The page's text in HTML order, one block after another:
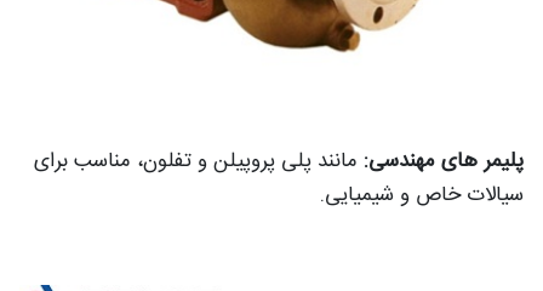
پلیمر های مهندسی: مانند پلی پروپیلن و تفلون، مناسب برای
سیالات خاص و شیمیایی.